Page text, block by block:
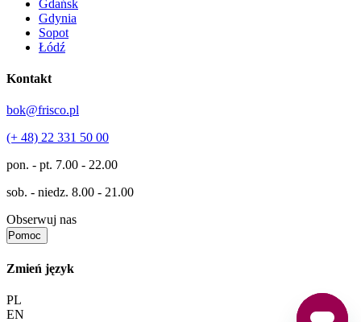
Gdańsk
Gdynia
Sopot
Łódź
Kontakt
bok@frisco.pl
(+ 48) 22 331 50 00
pon. - pt. 7.00 - 22.00
sob. - niedz. 8.00 - 21.00
Obserwuj nas
Pomoc
Zmień język
PL
EN